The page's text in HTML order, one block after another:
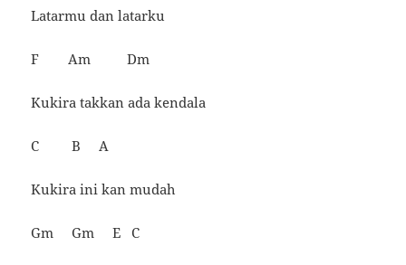
Latarmu dan latarku
F Am Dm
Kukira takkan ada kendala
C B A
Kukira ini kan mudah
Gm Gm E C